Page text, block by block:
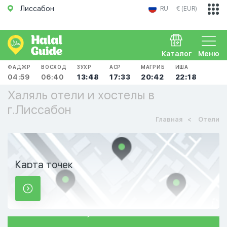
Лиссабон RU € (EUR)
Меню
Каталог
ФАДЖР
04:59
ВОСХОД
06:40
ЗУХР
13:48
АСР
17:33
МАГРИБ
20:42
ИША
22:18
Халяль отели и хостелы в
г.Лиссабон
Главная Отели
Карта точек